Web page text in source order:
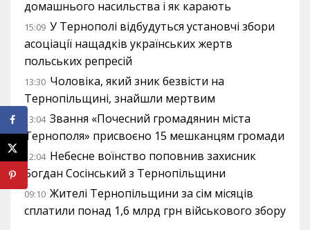
домашнього насильства і як карають
15:09 У Тернополі відбудуться установчі збори
асоціації нащадків українських жертв
польських репресій
13:30 Чоловіка, який зник безвісти на
Тернопільщині, знайшли мертвим
13:04 Звання «Почесний громадянин міста
Тернополя» присвоєно 15 мешканцям громади
12:04 Небесне воїнство поповнив захисник
Богдан Сосінський з Тернопільщини
09:10 Жителі Тернопільщини за сім місяців
сплатили понад 1,6 млрд грн військового збору